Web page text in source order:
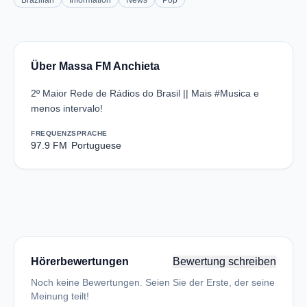
Über Massa FM Anchieta
2º Maior Rede de Rádios do Brasil || Mais #Musica e
menos intervalo!
FREQUENZ
97.9 FM
SPRACHE
Portuguese
Hörerbewertungen Bewertung schreiben
Noch keine Bewertungen. Seien Sie der Erste, der seine
Meinung teilt!